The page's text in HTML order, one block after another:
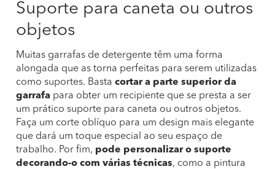
Suporte para caneta ou outros
objetos
Muitas garrafas de detergente têm uma forma
alongada que as torna perfeitas para serem utilizadas
como suportes. Basta cortar a parte superior da
garrafa para obter um recipiente que se presta a ser
um prático suporte para caneta ou outros objetos.
Faça um corte oblíquo para um design mais elegante
que dará um toque especial ao seu espaço de
trabalho. Por fim, pode personalizar o suporte
decorando-o com várias técnicas, como a pintura